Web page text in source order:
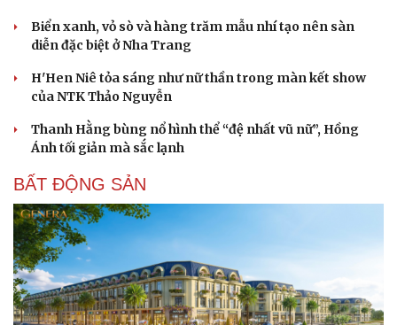
Sức khỏe
Dinh dưỡng - món ngon
Cây thuốc
Sản phụ khoa
Nhi khoa
Nam khoa
Làm đẹp - giảm cân
Đời sống
Tình yêu - Gia đình
Biển xanh, vỏ sò và hàng trăm mẫu nhí tạo nên sàn
diễn đặc biệt ở Nha Trang
H'Hen Niê tỏa sáng như nữ thần trong màn kết show
của NTK Thảo Nguyễn
Thanh Hằng bùng nổ hình thể “đệ nhất vũ nữ”, Hồng
Ánh tối giản mà sắc lạnh
BẤT ĐỘNG SẢN